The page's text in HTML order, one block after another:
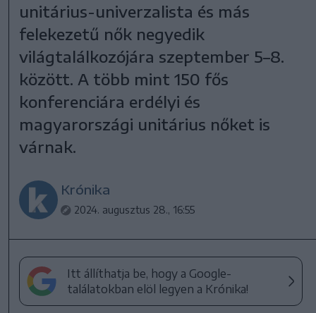
unitárius-univerzalista és más
felekezetű nők negyedik
világtalálkozójára szeptember 5–8.
között. A több mint 150 fős
konferenciára erdélyi és
magyarországi unitárius nőket is
várnak.
Krónika
2024. augusztus 28., 16:55
Itt állíthatja be, hogy a Google-
találatokban elöl legyen a Krónika!